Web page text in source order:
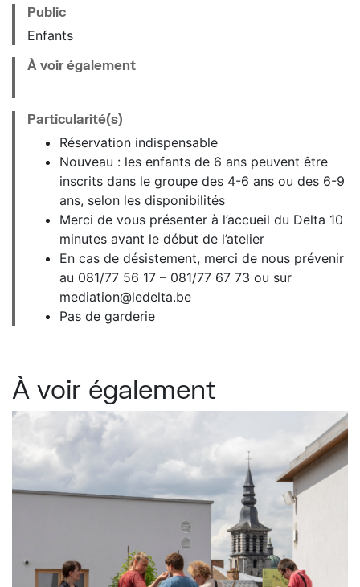
Public
Enfants
À voir également
Particularité(s)
Réservation indispensable
Nouveau : les enfants de 6 ans peuvent être
inscrits dans le groupe des 4-6 ans ou des 6-9
ans, selon les disponibilités
Merci de vous présenter à l’accueil du Delta 10
minutes avant le début de l’atelier
En cas de désistement, merci de nous prévenir
au 081/77 56 17 – 081/77 67 73 ou sur
mediation@ledelta.be
Pas de garderie
À voir également